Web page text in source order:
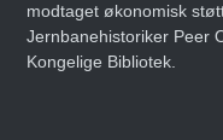
modtaget økonomisk
Jernbanehistoriker Peer
Kongelige Bibliotek.